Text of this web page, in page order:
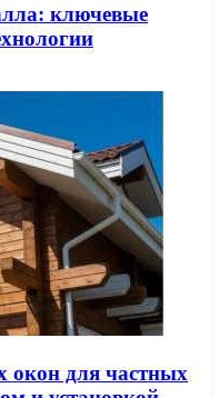
ключевые
окон для частных